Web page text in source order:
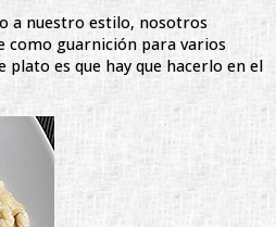
a nuestro estilo, nosotros
como guarnición para varios
plato es que hay que hacerlo en el